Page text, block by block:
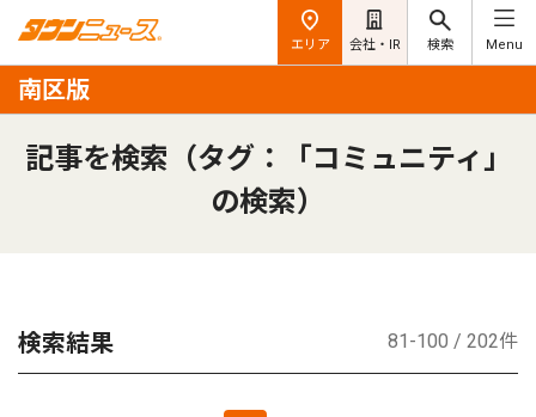
エリア 会社・IR 検索 Menu
南区版
記事を検索（タグ：「コミュニティ」
の検索）
検索結果 81-100 / 202件